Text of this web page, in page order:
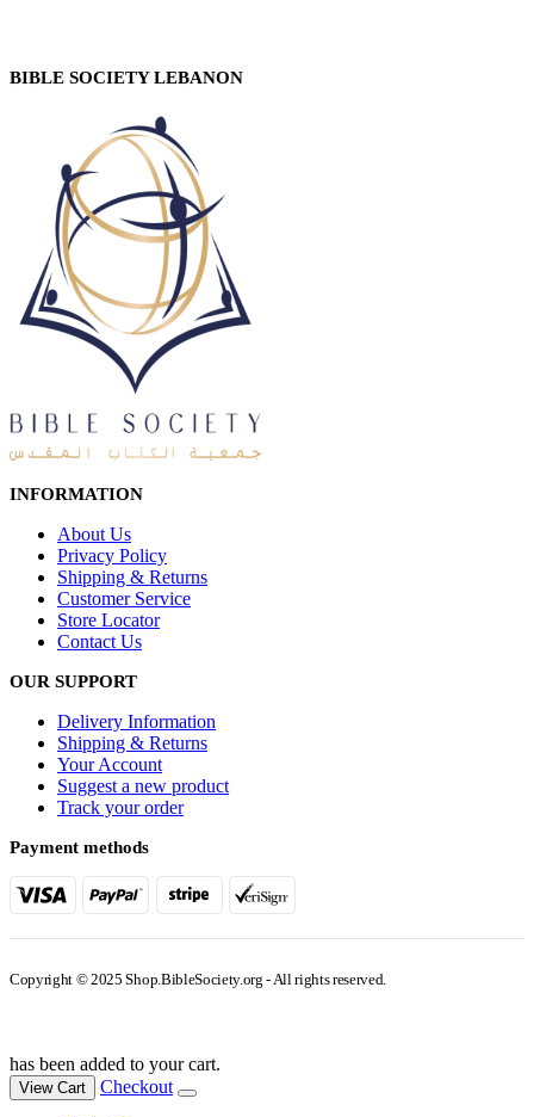
BIBLE SOCIETY LEBANON
INFORMATION
About Us
Privacy Policy
Shipping & Returns
Customer Service
Store Locator
Contact Us
OUR SUPPORT
Delivery Information
Shipping & Returns
Your Account
Suggest a new product
Track your order
Payment methods
Copyright © 2025 Shop.BibleSociety.org - All rights reserved.
has been added to your cart.
View Cart Checkout